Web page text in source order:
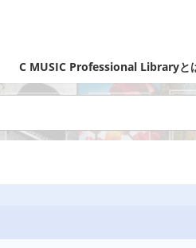
C MUSIC Professional Libraryと